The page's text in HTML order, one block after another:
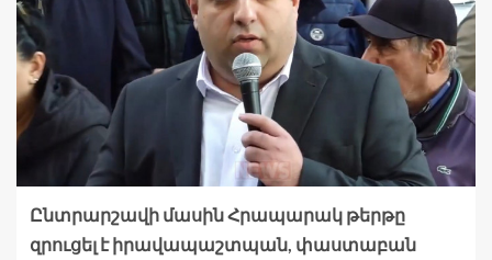
Ընտրարշավի մասին Հրապարակ թերթը
զրուցել է իրավապաշտպան, փաստաբան